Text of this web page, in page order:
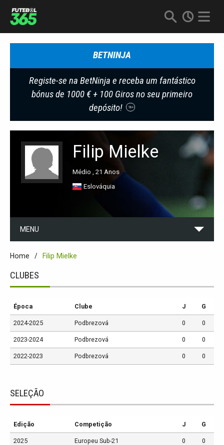
BETNINJA
Registe-se na BetNinja e receba um fantástico
bónus de 1000 € + 100 Giros no seu primeiro
depósito!
18+
Filip Mielke
Médio , 21 Anos
Eslováquia
MENU
Home Filip Mielke
CLUBES
Época Clube J G
2024-2025 Podbrezová 0 0
2023-2024 Podbrezová 0 0
2022-2023 Podbrezová 0 0
SELEÇÃO
Edição Competição J G
2025 Europeu Sub-21 0 0